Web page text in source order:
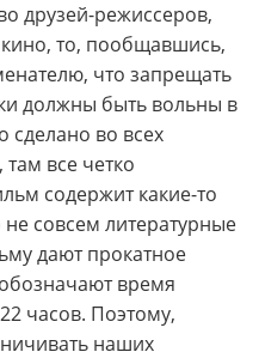
друзей-режиссеров,
то, пообщавшись,
что запрещать
должны быть вольны в
сделано во всех
все четко
содержит какие-то
совсем литературные
дают прокатное
время
часов. Поэтому,
наших